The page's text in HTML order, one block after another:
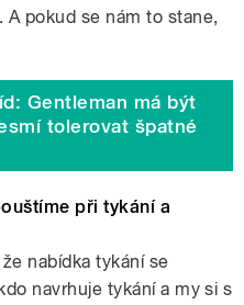
pokud se nám to stane,
Gentleman má být
tolerovat špatné
při tykání a
nabídka tykání se
navrhuje tykání a my si s